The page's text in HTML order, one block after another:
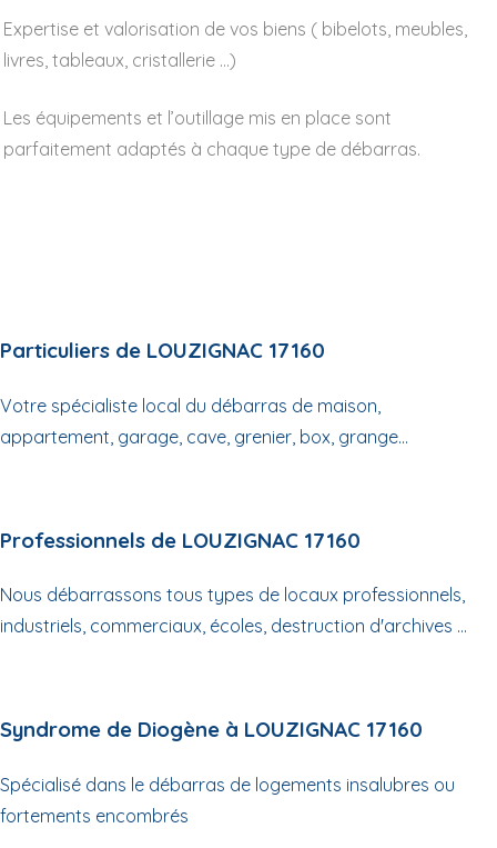
Expertise et valorisation de vos biens ( bibelots, meubles,
livres, tableaux, cristallerie …)
Les équipements et l’outillage mis en place sont
parfaitement adaptés à chaque type de débarras.
Particuliers de LOUZIGNAC 17160
Votre spécialiste local du débarras de maison,
appartement, garage, cave, grenier, box, grange...
Professionnels de LOUZIGNAC 17160
Nous débarrassons tous types de locaux professionnels,
industriels, commerciaux, écoles, destruction d'archives ...
Syndrome de Diogène à LOUZIGNAC 17160
Spécialisé dans le débarras de logements insalubres ou
fortements encombrés